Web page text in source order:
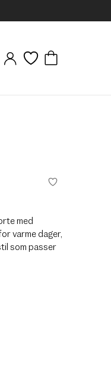
med
varme dager,
som passer